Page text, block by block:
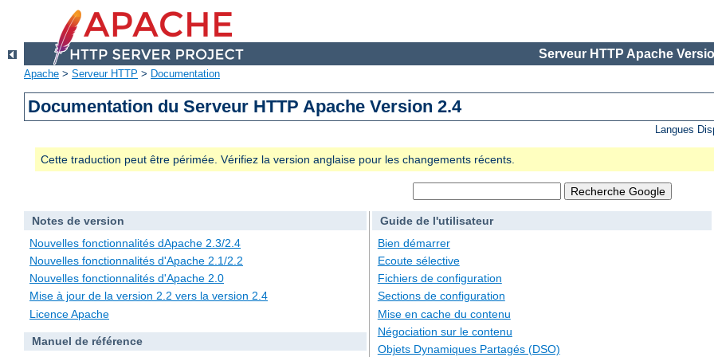
Serveur HTTP Apache
Apache > Serveur HTTP > Documentation
Documentation du Serveur HTTP Apache Version 2.4
Langues
Cette traduction peut être périmée. Vérifiez la version anglaise pour les changements récents.
Notes de version
Nouvelles fonctionnalités dApache 2.3/2.4
Nouvelles fonctionnalités d'Apache 2.1/2.2
Nouvelles fonctionnalités d'Apache 2.0
Mise à jour de la version 2.2 vers la version 2.4
Licence Apache
Manuel de référence
Guide de l'utilisateur
Bien démarrer
Ecoute sélective
Fichiers de configuration
Sections de configuration
Mise en cache du contenu
Négociation sur le contenu
Objets Dynamiques Partagés (DSO)